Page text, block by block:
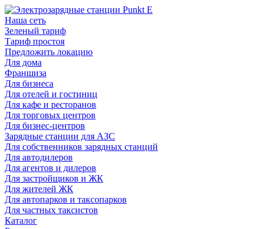
Наша сеть
Зеленый тариф
Тариф простоя
Предложить локацию
Для дома
Франшиза
Для бизнеса
Для отелей и гостиниц
Для кафе и ресторанов
Для торговых центров
Для бизнес-центров
Зарядные станции для АЗС
Для собственников зарядных станций
Для автодилеров
Для агентов и дилеров
Для застройщиков и ЖК
Для жителей ЖК
Для автопарков и таксопарков
Для частных таксистов
Каталог